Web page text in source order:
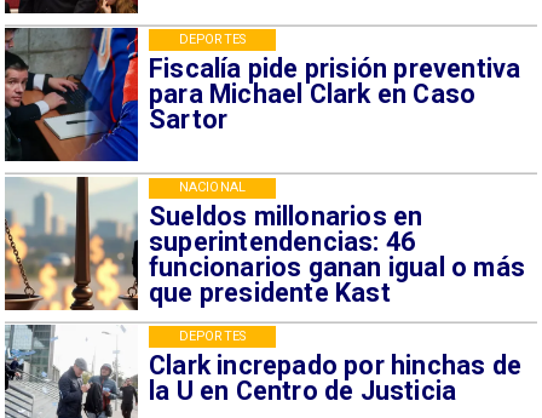
Fiscalía pide prisión preventiva
para Michael Clark en Caso
Sartor
DEPORTES
Sueldos millonarios en
superintendencias: 46
funcionarios ganan igual o más
que presidente Kast
NACIONAL
Clark increpado por hinchas de
la U en Centro de Justicia
DEPORTES